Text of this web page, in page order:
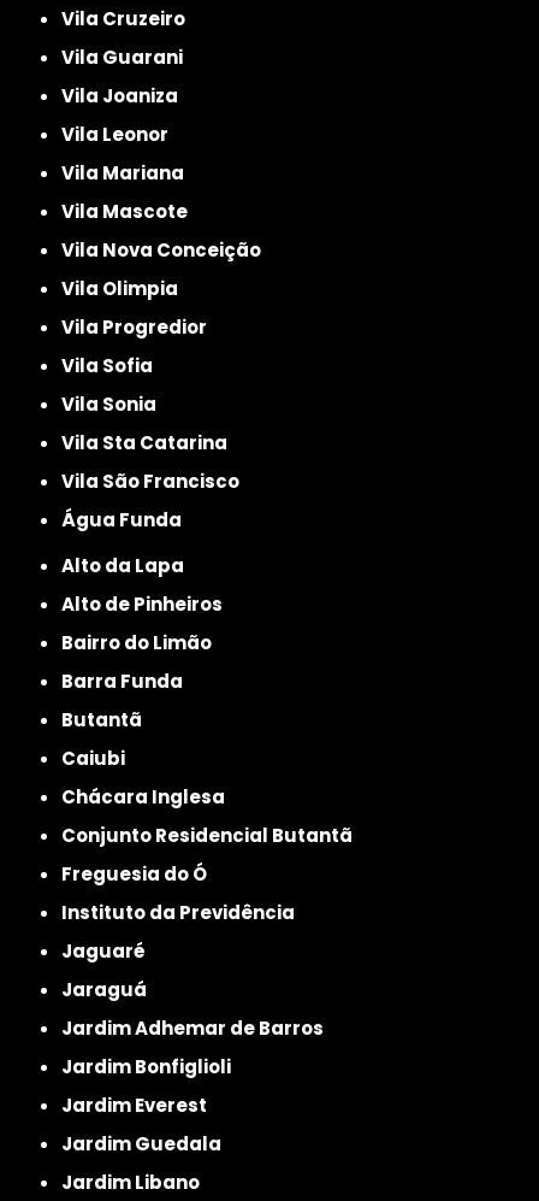
Vila Cruzeiro
Vila Guarani
Vila Joaniza
Vila Leonor
Vila Mariana
Vila Mascote
Vila Nova Conceição
Vila Olimpia
Vila Progredior
Vila Sofia
Vila Sonia
Vila Sta Catarina
Vila São Francisco
Água Funda
Alto da Lapa
Alto de Pinheiros
Bairro do Limão
Barra Funda
Butantã
Caiubi
Chácara Inglesa
Conjunto Residencial Butantã
Freguesia do Ó
Instituto da Previdência
Jaguaré
Jaraguá
Jardim Adhemar de Barros
Jardim Bonfiglioli
Jardim Everest
Jardim Guedala
Jardim Libano